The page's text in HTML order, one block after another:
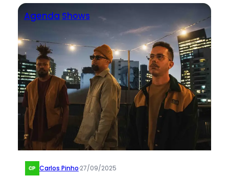
Agenda Shows
Carlos Pinho·27/09/2025